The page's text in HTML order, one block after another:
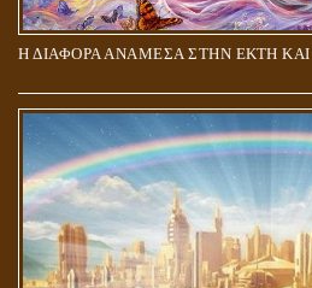
Η ΔΙΑΦΟΡΑ ΑΝΑΜΕΣΑ ΣΤΗΝ ΕΚΤΗ